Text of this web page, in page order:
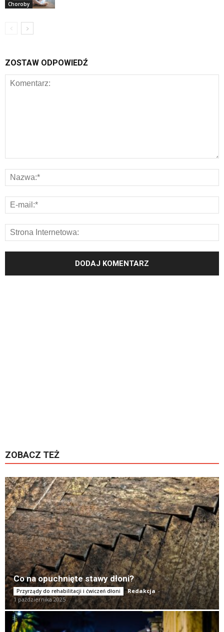
Choroby
ZOSTAW ODPOWIEDŹ
ZOBACZ TEŻ
Co na opuchnięte stawy dłoni?
Przyrządy do rehabilitacji i ćwiczeń dłoni Redakcja -
1 października 2025